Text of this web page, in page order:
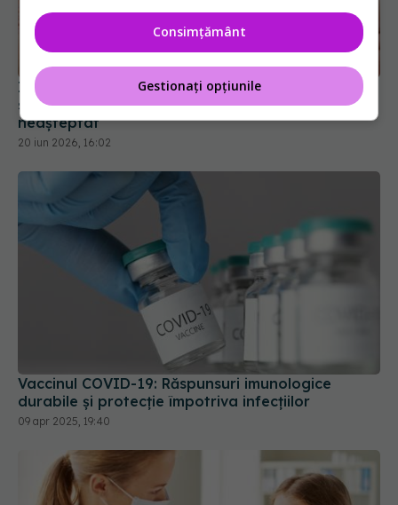
Injecția care reduce riscul de demență cu un
sfert. Medicii caută explicația pentru acest efect
neașteptat
20 iun 2026, 16:02
Vaccinul COVID-19: Răspunsuri imunologice
durabile și protecție împotriva infecțiilor
09 apr 2025, 19:40
Consimțământ
Gestionați opțiunile